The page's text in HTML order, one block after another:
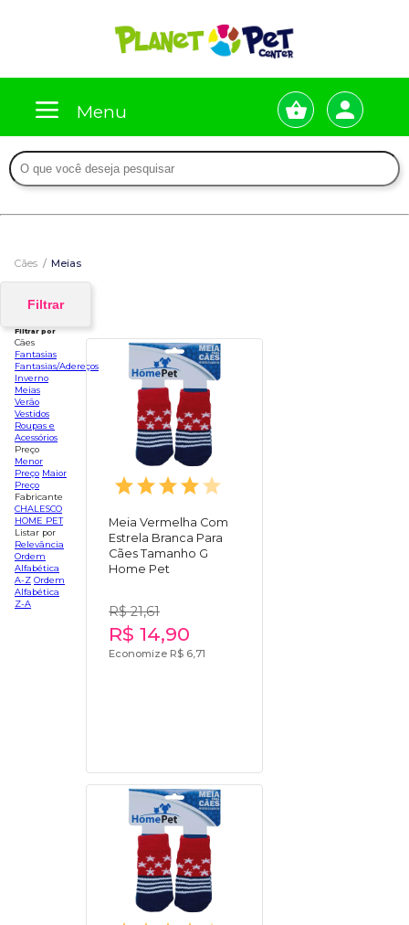
Menu
Cães Meias
Filtrar
Filtrar por
Cães
Fantasias
Fantasias/Adereços
Inverno
Meias
Verão
Vestidos
Roupas e
Acessórios
Preço
Menor
Preço Maior
Preço
Fabricante
CHALESCO
HOME PET
Listar por
Relevância
Ordem
Alfabética
A-Z Ordem
Alfabética
Z-A
Meia Vermelha Com
Estrela Branca Para
Cães Tamanho G
Home Pet
R$ 21,61
R$ 14,90
Economize R$ 6,71